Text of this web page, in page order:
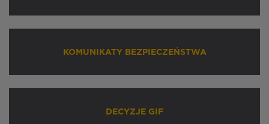
KOMUNIKATY BEZPIECZEŃSTWA
DECYZJE GIF